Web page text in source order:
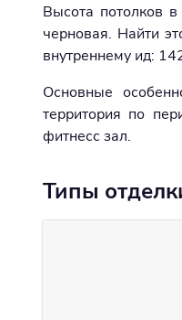
Высота потолков
черновая. Найти
внутреннему ид:
Основные
территория по
фитнесс зал.
Типы